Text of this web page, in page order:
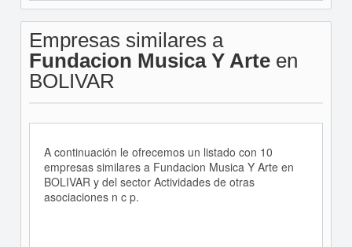
Empresas similares a
Fundacion Musica Y Arteen
BOLIVAR
A continuación le ofrecemos un listado con 10
empresas similares a Fundacion Musica Y Arte en
BOLIVAR y del sector Actividades de otras
asociaciones n c p.